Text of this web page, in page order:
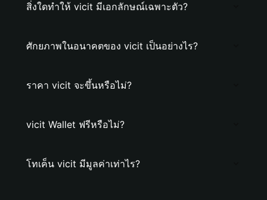
สิ่งใดทำให้ vicit มีเอกลักษณ์เฉพาะตัว?
ศักยภาพในอนาคตของ vicit เป็นอย่างไร?
ราคา vicit จะขึ้นหรือไม่?
vicit Wallet ฟรีหรือไม่?
โทเค็น vicit มีมูลค่าเท่าไร?